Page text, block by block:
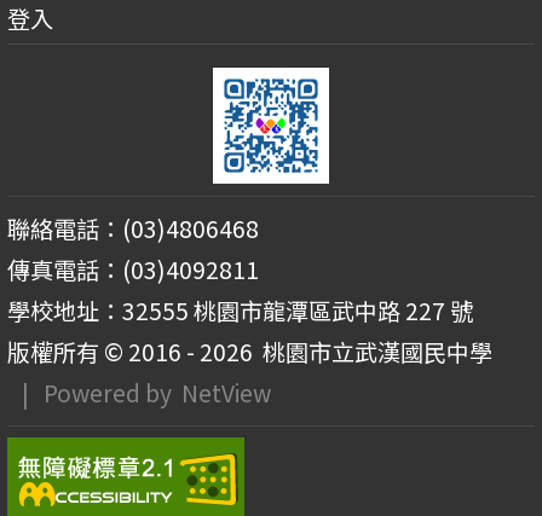
登入
聯絡電話：(03)4806468
傳真電話：(03)4092811
學校地址：32555 桃園市龍潭區武中路 227 號
版權所有 © 2016 - 2026 桃園市立武漢國民中學
| Powered by NetView